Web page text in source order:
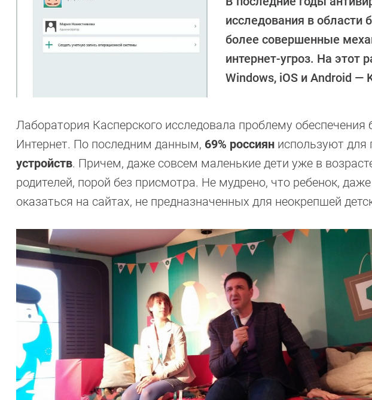
исследования в области
более совершенные
интернет-угроз. На этот
Windows, iOS и Android —
Лаборатория Касперского исследовала проблему
Интернет. По последним данным, 69% россиян используют для
устройств. Причем, даже совсем маленькие дети уже в
родителей, порой без присмотра. Не мудрено, что ребенок,
оказаться на сайтах, не предназначенных для неокрепшей